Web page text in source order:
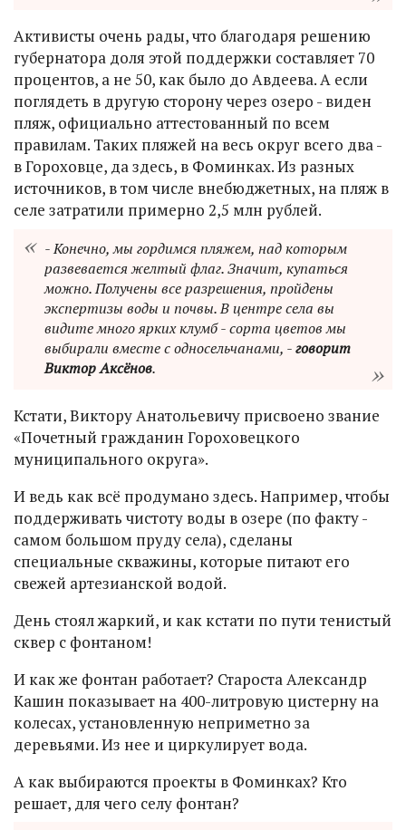
Активисты очень рады, что благодаря решению
губернатора доля этой поддержки составляет 70
процентов, а не 50, как было до Авдеева. А если
поглядеть в другую сторону через озеро - виден
пляж, официально аттестованный по всем
правилам. Таких пляжей на весь округ всего два -
в Гороховце, да здесь, в Фоминках. Из разных
источников, в том числе внебюджетных, на пляж в
селе затратили примерно 2,5 млн рублей.
- Конечно, мы гордимся пляжем, над которым
развевается желтый флаг. Значит, купаться
можно. Получены все разрешения, пройдены
экспертизы воды и почвы. В центре села вы
видите много ярких клумб - сорта цветов мы
выбирали вместе с односельчанами, -говорит
Виктор Аксёнов.
Кстати, Виктору Анатольевичу присвоено звание
«Почетный гражданин Гороховецкого
муниципального округа».
И ведь как всё продумано здесь. Например, чтобы
поддерживать чистоту воды в озере (по факту -
самом большом пруду села), сделаны
специальные скважины, которые питают его
свежей артезианской водой.
День стоял жаркий, и как кстати по пути тенистый
сквер с фонтаном!
И как же фонтан работает? Староста Александр
Кашин показывает на 400-литровую цистерну на
колесах, установленную неприметно за
деревьями. Из нее и циркулирует вода.
А как выбираются проекты в Фоминках? Кто
решает, для чего селу фонтан?